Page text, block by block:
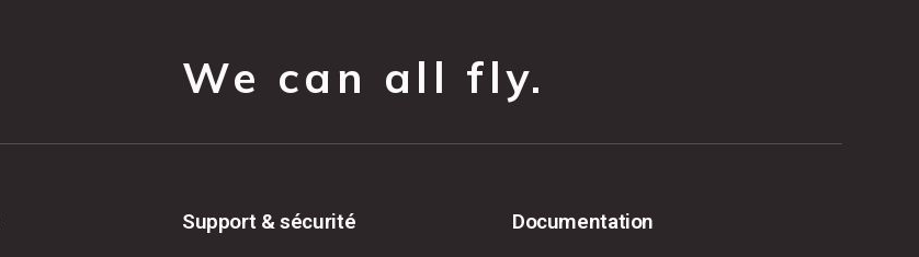
We can all fly.
Support & sécurité Documentation